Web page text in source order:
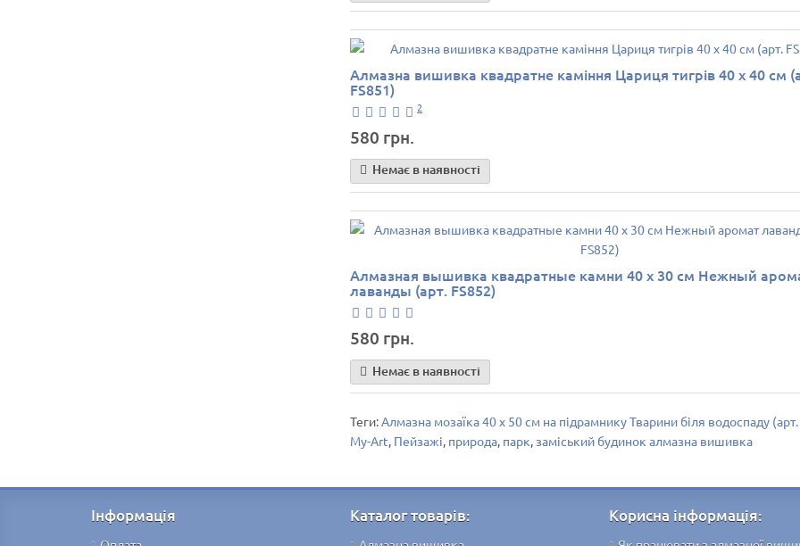
Алмазна вишивка квадратне каміння Цариця тигрів 40 х 40 см
FS851)
2
580 грн.
Немає в наявності
Алмазная вышивка квадратные камни 40 х 30 см Нежный
лаванды (арт. FS852)
580 грн.
Немає в наявності
Теги:Алмазна мозаїка 40 х 50 см на підрамнику Тварини біля водоспаду
My-Art, Пейзажі, природа, парк, заміський будинок алмазна вишивка
Інформація Каталог товарів: Корисна інформація: